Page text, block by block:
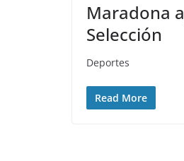
Maradona
Selección
Deportes
Read More